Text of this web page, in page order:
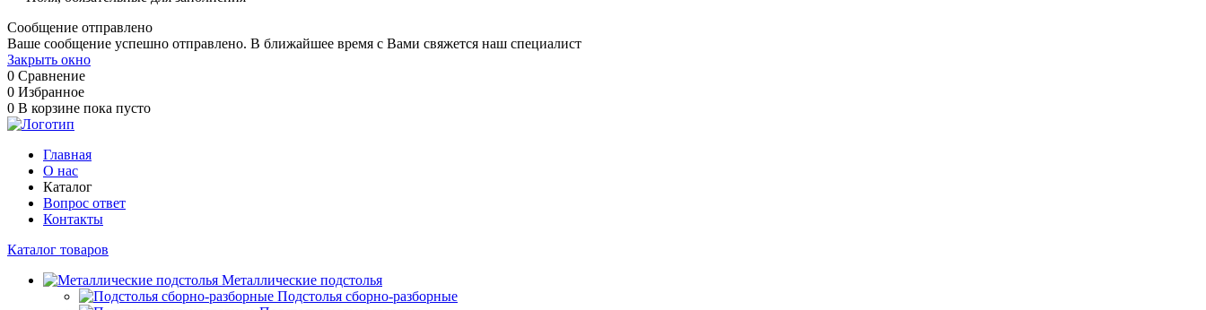
Сообщение отправлено
Ваше сообщение успешно отправлено. В ближайшее время с Вами свяжется наш специалист
Закрыть окно
0 Сравнение
0 Избранное
0 В корзине пока пусто
Главная
О нас
Каталог
Вопрос ответ
Контакты
Каталог товаров
Металлические подстолья
Подстолья сборно-разборные